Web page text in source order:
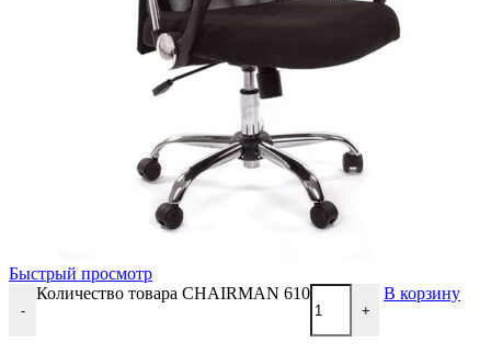
Быстрый просмотр
-
Количество товара CHAIRMAN 610
+
В корзину